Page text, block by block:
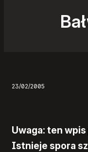
23/02/2005
Uwaga: ten
Istnieje spora